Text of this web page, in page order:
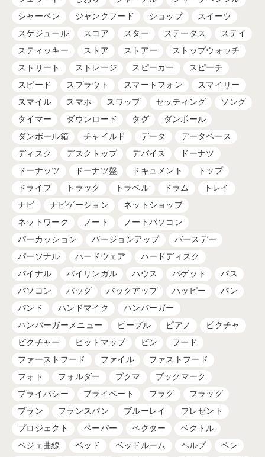
シャーペン
ジャンクフード ショップ
スイーツ
スケジュール
スコア スター ステータス
ステイ
スティッキー
ストア ストアー
ストップウォッチ
ストリート
ストレージ スピーカー
スピーチ
スピード
スプラウト スマートフォン
スマイリー
スマイル
スマホ スワップ セッティング
ソング
タイマー
ダウンロード タグ
ダンボール
ダンボール箱
チャイルド データ
データベース
ディスク
デスクトップ デバイス
ドーナツ
ドーナッツ
ドーナツ盤 ドキュメント
トップ
ドライブ
トラック トラベル ドラム
トレイ
ナビ
ナビゲーション
ネットショップ
ネットワーク
ノート
ノートパソコン
パーカッション
バージョンアップ
バースデー
パーソナル
ハードウェア
ハードディスク
バイナル
バイリンガル ハウス バゲット
パス
パソコン
バッグ バックアップ ハッピー
パン
バンド
ハンドマイク
ハンバーガー
ハンバーガーメニュー
ピープル ピアノ
ピクチャ
ピクチャー
ビットマップ ピン
フード
ファーストフード
ファイル
ファストフード
フォト
フォルダー ブクマ
ブックマーク
プライバシー
プライベート フラグ
フラッグ
プラン
フランスパン ブルーレイ
プレゼント
プロジェクト
ペーパー ベクター
ベクトル
ベジェ曲線
ベッド ベッドルーム ヘルプ
ペン